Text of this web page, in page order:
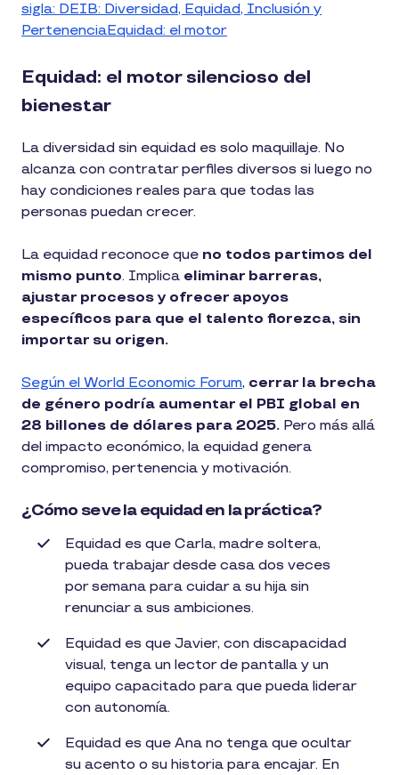
sigla: DEIB: Diversidad, Equidad, Inclusión y
PertenenciaEquidad: el motor
Equidad: el motor silencioso del
bienestar
La diversidad sin equidad es solo maquillaje. No
alcanza con contratar perfiles diversos si luego no
hay condiciones reales para que todas las
personas puedan crecer.
La equidad reconoce que no todos partimos del
mismo punto. Implica eliminar barreras,
ajustar procesos y ofrecer apoyos
específicos para que el talento florezca, sin
importar su origen.
Según el World Economic Forum, cerrar la brecha
de género podría aumentar el PBI global en
28 billones de dólares para 2025. Pero más allá
del impacto económico, la equidad genera
compromiso, pertenencia y motivación.
¿Cómo se ve la equidad en la práctica?
Equidad es que Carla, madre soltera,
pueda trabajar desde casa dos veces
por semana para cuidar a su hija sin
renunciar a sus ambiciones.
Equidad es que Javier, con discapacidad
visual, tenga un lector de pantalla y un
equipo capacitado para que pueda liderar
con autonomía.
Equidad es que Ana no tenga que ocultar
su acento o su historia para encajar. En